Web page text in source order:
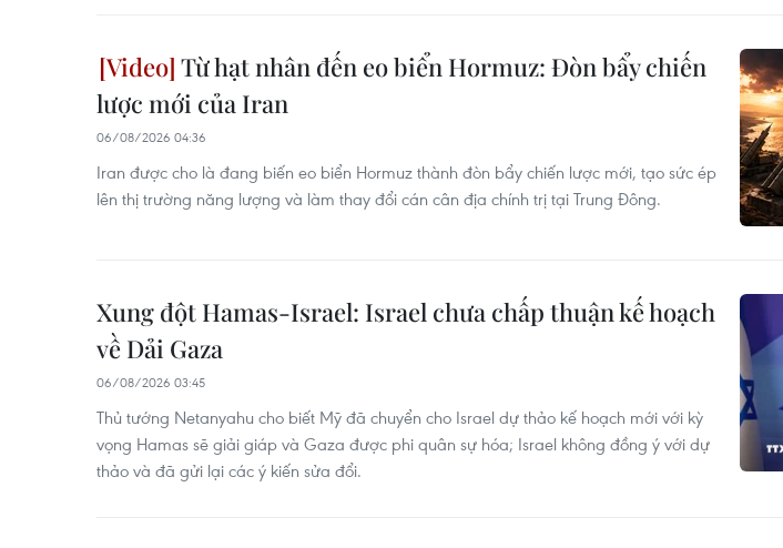
Từ hạt nhân đến eo biển Hormuz: Đòn bẩy chiến
lược mới của Iran
06/08/2026 04:36
Iran được cho là đang biến eo biển Hormuz thành đòn bẩy chiến lược mới, tạo sức ép
lên thị trường năng lượng và làm thay đổi cán cân địa chính trị tại Trung Đông.
Xung đột Hamas-Israel: Israel chưa chấp thuận kế hoạch
về Dải Gaza
06/08/2026 03:45
Thủ tướng Netanyahu cho biết Mỹ đã chuyển cho Israel dự thảo kế hoạch mới với kỳ
vọng Hamas sẽ giải giáp và Gaza được phi quân sự hóa; Israel không đồng ý với dự
thảo và đã gửi lại các ý kiến sửa đổi.